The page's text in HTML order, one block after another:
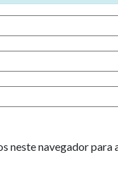
neste navegador para